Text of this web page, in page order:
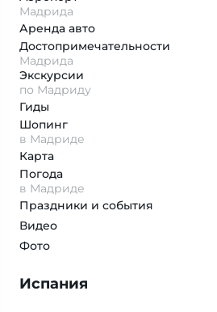
Мадрида
Аренда авто
Достопримеча­тельности
Мадрида
Экскурсии
по Мадриду
Гиды
Шопинг
в Мадриде
Карта
Погода
в Мадриде
Праздники и события
Видео
Фото
Испания